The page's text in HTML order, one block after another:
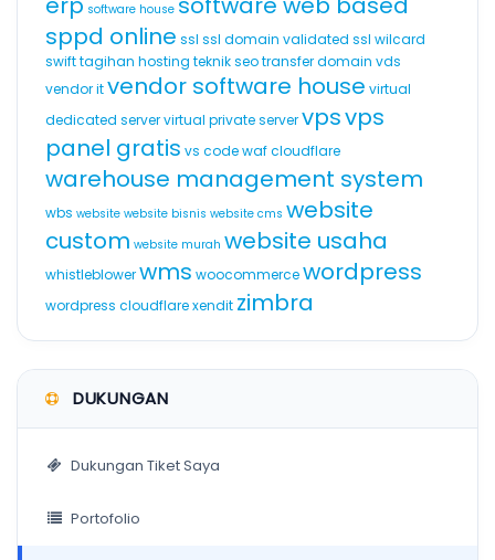
software house
sppd online ssl ssl domain validated ssl wilcard
swifttagihan hosting teknik seotransfer domain vds
vendor itvendor software house virtual
dedicated servervirtual private servervpsvps
panel gratis vs codewaf cloudflare
warehouse management system
wbs website website bisnis website cms website
custom website murah website usaha
whistleblowerwms woocommercewordpress
wordpress cloudflarexendit zimbra
DUKUNGAN
Dukungan Tiket Saya
Portofolio